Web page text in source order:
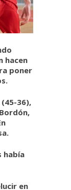
hacen
poner
36),
había
en